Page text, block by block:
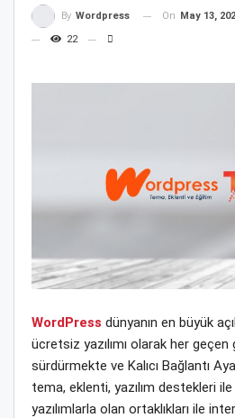
By Wordpress On May 13,
22
WordPress dünyanın en büyük
ücretsiz yazılımı olarak her geçen
sürdürmekte ve Kalıcı Bağlantı
tema, eklenti, yazılım destekleri
yazılımlarla olan ortaklıkları ile